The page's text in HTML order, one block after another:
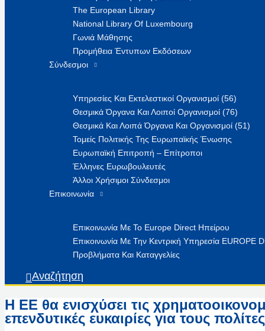
The European Library
National Library Of Luxembourg
Γωνιά Μάθησης
Προμήθεια Έντυπων Εκδόσεων
Σύνδεσμοι
Υπηρεσίες Και Εκτελεστικοί Οργανισμοί (56)
Θεσμικά Όργανα Και Λοιποί Οργανισμοί (76)
Θεσμικά Και Λοιπά Όργανα Και Οργανισμοί (51)
Τομείς Πολιτικής Της Ευρωπαϊκής Ένωσης
Ευρωπαϊκή Επιτροπή – Επίτροποι
Έλληνες Ευρωβουλευτές
Άλλοι Χρήσιμοι Σύνδεσμοι
Επικοινωνία
Επικοινωνία Με Το Europe Direct Ηπείρου
Επικοινωνία Με Την Κεντρική Υπηρεσία EUROPE
Προβλήματα Και Καταγγελίες
Αναζήτηση
Η ΕΕ θα ενισχύσει τις
επενδυτικές ευκαιρίες για τους πολίτες